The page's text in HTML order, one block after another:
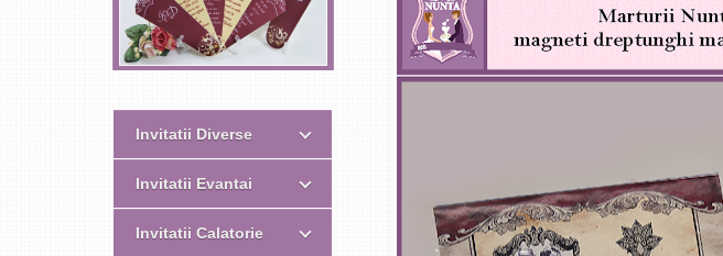
Invitatii Diverse
Invitatii Evantai
Invitatii Calatorie